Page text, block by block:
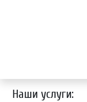
Наши услуги: